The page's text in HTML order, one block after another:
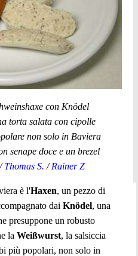
con Knödel
torta salata con cipolle
non solo in Baviera
senape doce e un brezel
/Thomas S. /Rainer Z
è l'Haxen, un pezzo di
dai Knödel, una
presuppone un robusto
la Weißwurst, la salsiccia
più popolari, non solo in